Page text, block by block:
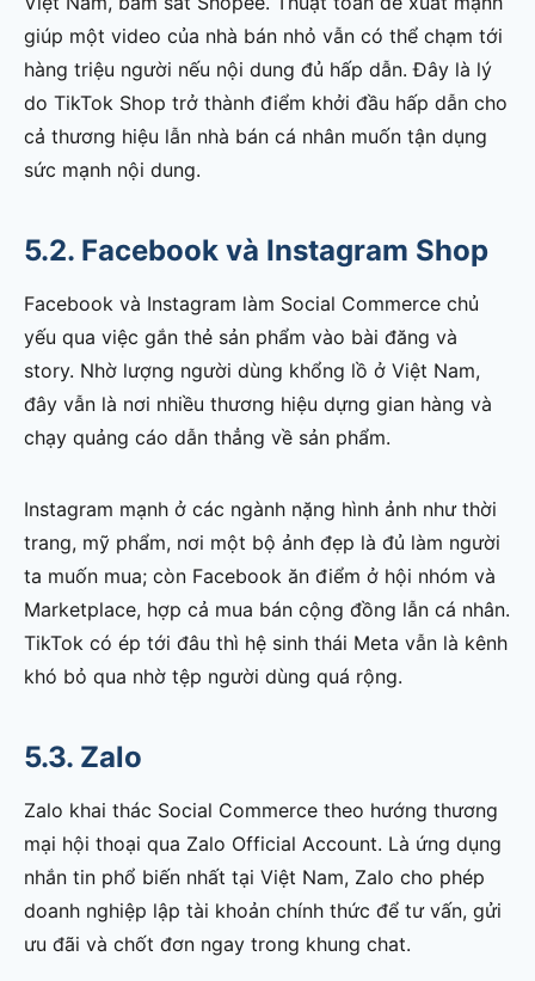
giúp một video của nhà bán nhỏ vẫn có thể chạm tới
hàng triệu người nếu nội dung đủ hấp dẫn. Đây là lý
do TikTok Shop trở thành điểm khởi đầu hấp dẫn cho
cả thương hiệu lẫn nhà bán cá nhân muốn tận dụng
sức mạnh nội dung.
5.2. Facebook và Instagram Shop
Facebook và Instagram làm Social Commerce chủ
yếu qua việc gắn thẻ sản phẩm vào bài đăng và
story. Nhờ lượng người dùng khổng lồ ở Việt Nam,
đây vẫn là nơi nhiều thương hiệu dựng gian hàng và
chạy quảng cáo dẫn thẳng về sản phẩm.
Instagram mạnh ở các ngành nặng hình ảnh như thời
trang, mỹ phẩm, nơi một bộ ảnh đẹp là đủ làm người
ta muốn mua; còn Facebook ăn điểm ở hội nhóm và
Marketplace, hợp cả mua bán cộng đồng lẫn cá nhân.
TikTok có ép tới đâu thì hệ sinh thái Meta vẫn là kênh
khó bỏ qua nhờ tệp người dùng quá rộng.
5.3. Zalo
Zalo khai thác Social Commerce theo hướng thương
mại hội thoại qua Zalo Official Account. Là ứng dụng
nhắn tin phổ biến nhất tại Việt Nam, Zalo cho phép
doanh nghiệp lập tài khoản chính thức để tư vấn, gửi
ưu đãi và chốt đơn ngay trong khung chat.